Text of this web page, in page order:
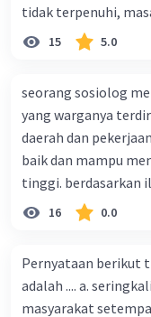
tidak terpenuhi,
15 5.0
seorang sosiolog
yang warganya
daerah dan
baik dan mampu
tinggi. berdasarkan
berfungsi sebagai
16 0.0
Pernyataan berikut
adalah .... a.
masyarakat